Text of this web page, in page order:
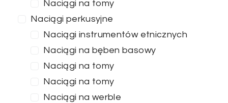
Naciągi na tomy
Naciągi perkusyjne
Naciągi instrumentów etnicznych
Naciągi na bęben basowy
Naciągi na tomy
Naciągi na tomy
Naciągi na werble